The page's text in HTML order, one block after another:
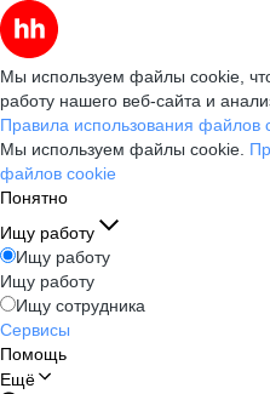
Мы используем файлы cookie,
работу нашего веб-сайта и
Правила использования файлов
Мы используем файлы cookie.
файлов cookie
Понятно
Ищу работу
Ищу работу
Ищу работу
Ищу сотрудника
Сервисы
Помощь
Ещё